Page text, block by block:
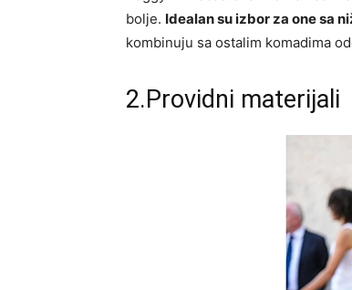
bolje. Idealan su izbor za one sa
kombinuju sa ostalim komadima
2.Providni materijali